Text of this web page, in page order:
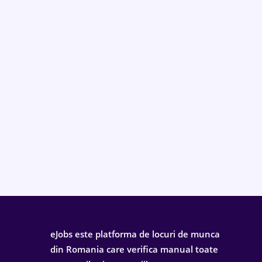
eJobs este platforma de locuri de munca
din Romania care verifica manual toate